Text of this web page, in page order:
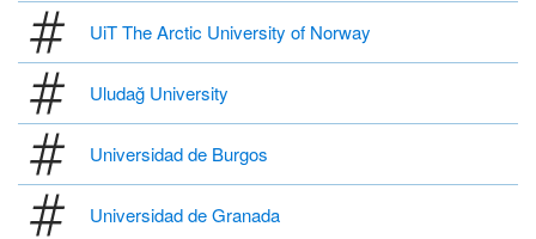
UiT The Arctic University of Norway
Uludağ University
Universidad de Burgos
Universidad de Granada